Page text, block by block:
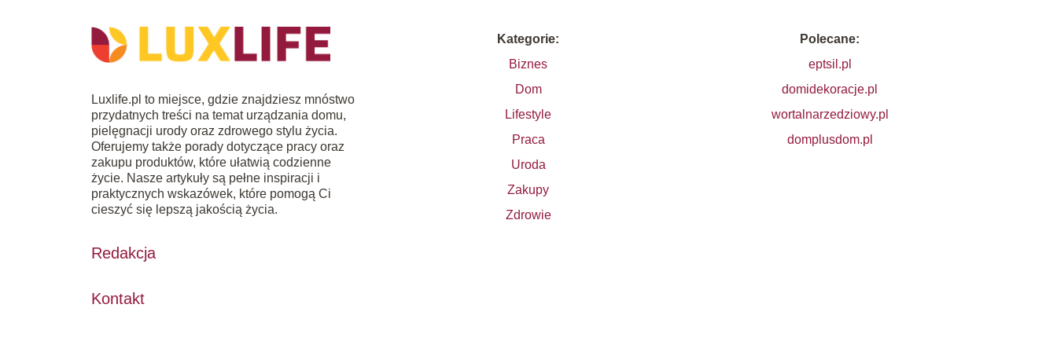
Luxlife.pl to miejsce, gdzie znajdziesz mnóstwo
przydatnych treści na temat urządzania domu,
pielęgnacji urody oraz zdrowego stylu życia.
Oferujemy także porady dotyczące pracy oraz
zakupu produktów, które ułatwią codzienne
życie. Nasze artykuły są pełne inspiracji i
praktycznych wskazówek, które pomogą Ci
cieszyć się lepszą jakością życia.
Redakcja
Kontakt
Kategorie:
Biznes
Dom
Lifestyle
Praca
Uroda
Zakupy
Zdrowie
Polecane:
eptsil.pl
domidekoracje.pl
wortalnarzedziowy.pl
domplusdom.pl